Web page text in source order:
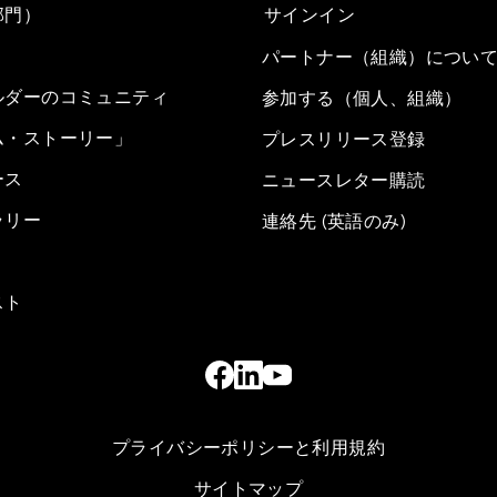
）
ーのコミュニティ
ストーリー」
リー
サインイン
パートナー（組織）につい
参加する（個人、組織）
プレスリリース登録
ニュースレター購読
連絡先 (英語のみ)
プライバシーポリシーと利用規約
サイトマップ